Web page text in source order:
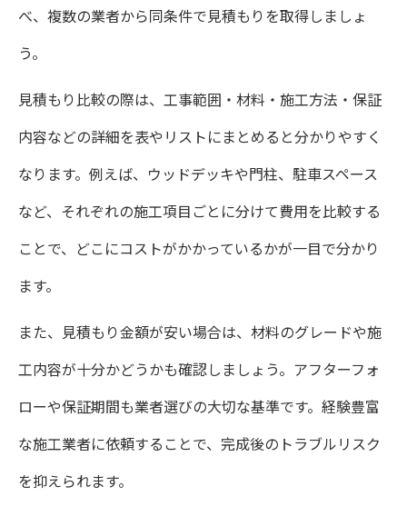
べ、複数の業者から同条件で見積もりを取得しましょ
う。
見積もり比較の際は、工事範囲・材料・施工方法・保証
内容などの詳細を表やリストにまとめると分かりやすく
なります。例えば、ウッドデッキや門柱、駐車スペース
など、それぞれの施工項目ごとに分けて費用を比較する
ことで、どこにコストがかかっているかが一目で分かり
ます。
また、見積もり金額が安い場合は、材料のグレードや施
工内容が十分かどうかも確認しましょう。アフターフォ
ローや保証期間も業者選びの大切な基準です。経験豊富
な施工業者に依頼することで、完成後のトラブルリスク
を抑えられます。